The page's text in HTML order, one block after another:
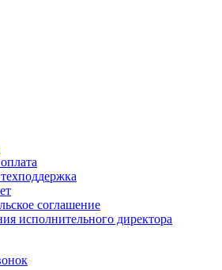
соглашение
исполнительного директора